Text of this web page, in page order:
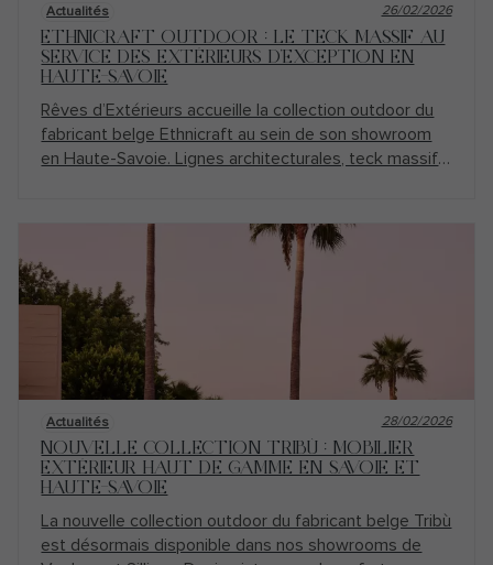
Actualités 26/02/2026
ETHNICRAFT OUTDOOR : LE TECK MASSIF AU
SERVICE DES EXTÉRIEURS D’EXCEPTION EN
HAUTE-SAVOIE
Rêves d’Extérieurs accueille la collection outdoor du
fabricant belge Ethnicraft au sein de son showroom
en Haute-Savoie. Lignes architecturales, teck massif
de mobilier extérieur haut de gamme près d’Annecy.
Actualités 28/02/2026
NOUVELLE COLLECTION TRIBÙ : MOBILIER
EXTÉRIEUR HAUT DE GAMME EN SAVOIE ET
HAUTE-SAVOIE
La nouvelle collection outdoor du fabricant belge Tribù
est désormais disponible dans nos showrooms de